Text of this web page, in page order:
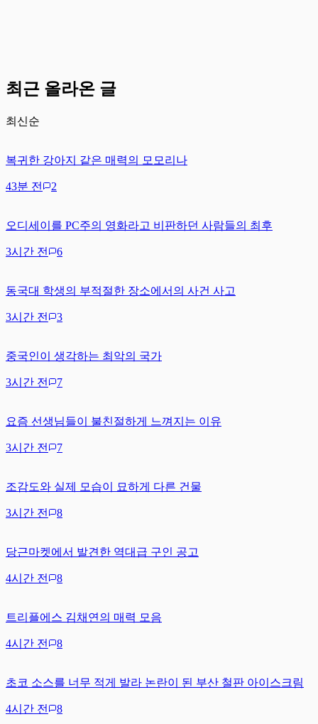
최근 올라온 글
최신순
복귀한 강아지 같은 매력의 모모리나
43분 전 2
오디세이를 PC주의 영화라고 비판하던 사람들의 최후
3시간 전 6
동국대 학생의 부적절한 장소에서의 사건 사고
3시간 전 3
중국인이 생각하는 최악의 국가
3시간 전 7
요즘 선생님들이 불친절하게 느껴지는 이유
3시간 전 7
조감도와 실제 모습이 묘하게 다른 건물
3시간 전 8
당근마켓에서 발견한 역대급 구인 공고
4시간 전 8
트리플에스 김채연의 매력 모음
4시간 전 8
초코 소스를 너무 적게 발라 논란이 된 부산 철판 아이스크림
4시간 전 8